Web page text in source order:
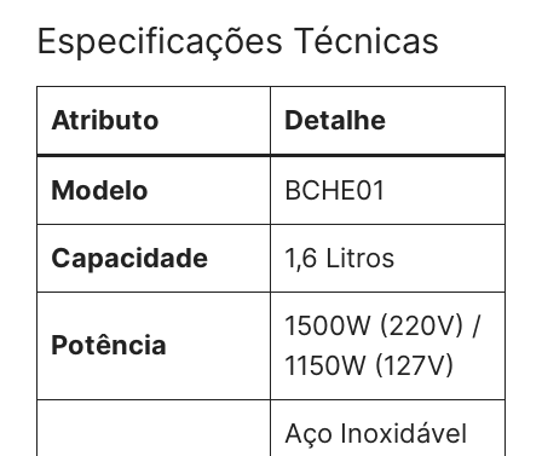
Especificações Técnicas
Atributo Detalhe
Modelo BCHE01
Capacidade 1,6 Litros
Potência
1500W (220V) /
1150W (127V)
Aço Inoxidável